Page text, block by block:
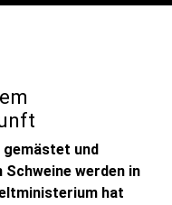
gemästet und
werden in
hat